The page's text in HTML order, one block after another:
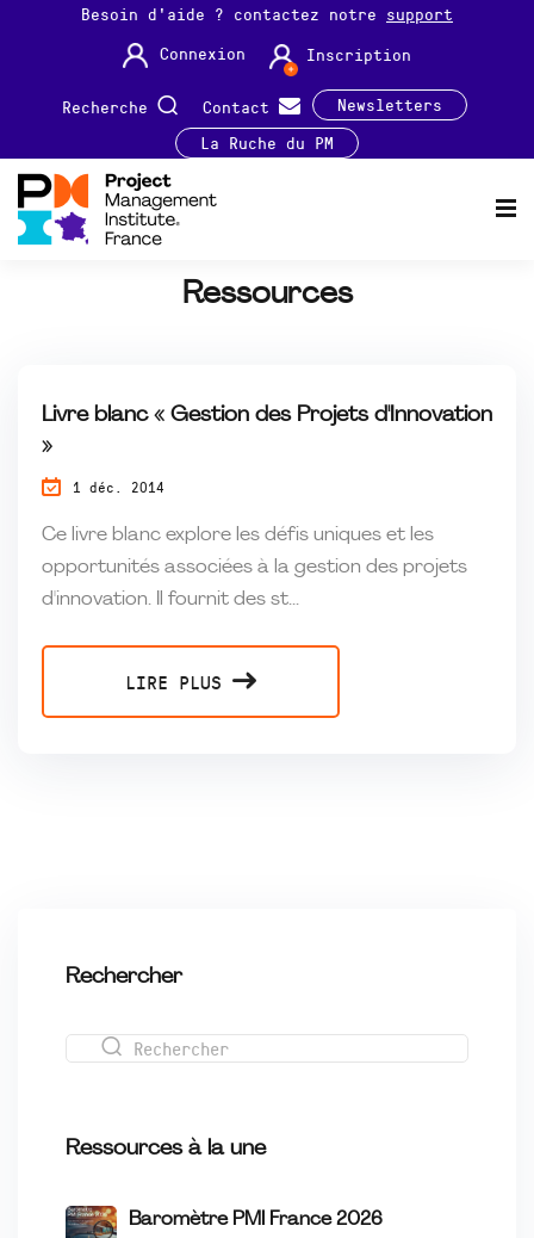
Besoin d'aide ? contactez notre support
Connexion
Inscription
Recherche Contact
Newsletters
La Ruche du PM
Ressources
Livre blanc « Gestion des Projets d'Innovation
»
1 déc. 2014
Ce livre blanc explore les défis uniques et les
opportunités associées à la gestion des projets
d'innovation. Il fournit des st...
LIRE PLUS
Rechercher
Ressources à la une
Baromètre PMI France 2026